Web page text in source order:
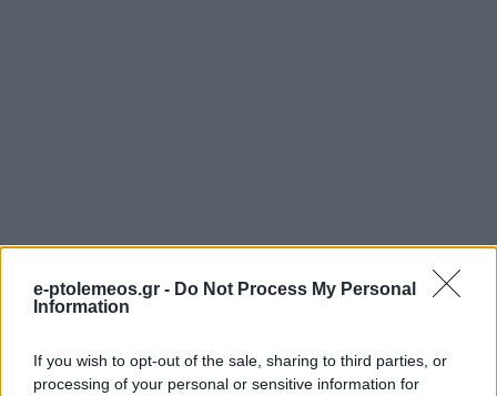
e-ptolemeos.gr - Do Not Process My Personal
Information
If you wish to opt-out of the sale, sharing to third parties, or
processing of your personal or sensitive information for
ΜΟΥΣΙΚΈΣ ΕΠΙΛΟΓΈΣ ΑΘΛΗΤΙΚΆ